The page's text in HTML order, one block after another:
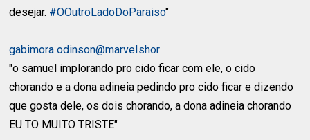
desejar. #OOutroLadoDoParaiso"
gabimora odinson@marveIshor
"o samuel implorando pro cido ficar com ele, o cido
chorando e a dona adineia pedindo pro cido ficar e dizendo
que gosta dele, os dois chorando, a dona adineia chorando
EU TO MUITO TRISTE"